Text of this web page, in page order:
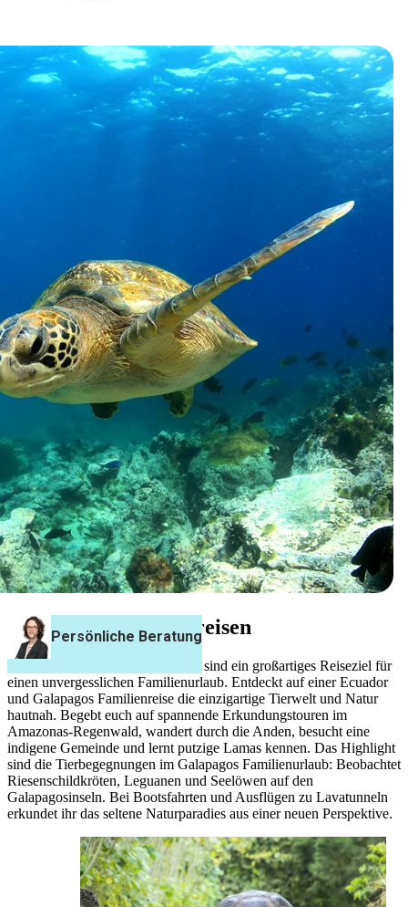
Galapagos Familienreisen
Ecuador und die Galapagosinseln sind ein großartiges Reiseziel für
einen unvergesslichen Familienurlaub. Entdeckt auf einer Ecuador
und Galapagos Familienreise die einzigartige Tierwelt und Natur
hautnah. Begebt euch auf spannende Erkundungstouren im
Amazonas-Regenwald, wandert durch die Anden, besucht eine
indigene Gemeinde und lernt putzige Lamas kennen. Das Highlight
sind die Tierbegegnungen im Galapagos Familienurlaub: Beobachtet
Riesenschildkröten, Leguanen und Seelöwen auf den
Galapagosinseln. Bei Bootsfahrten und Ausflügen zu Lavatunneln
erkundet ihr das seltene Naturparadies aus einer neuen Perspektive.